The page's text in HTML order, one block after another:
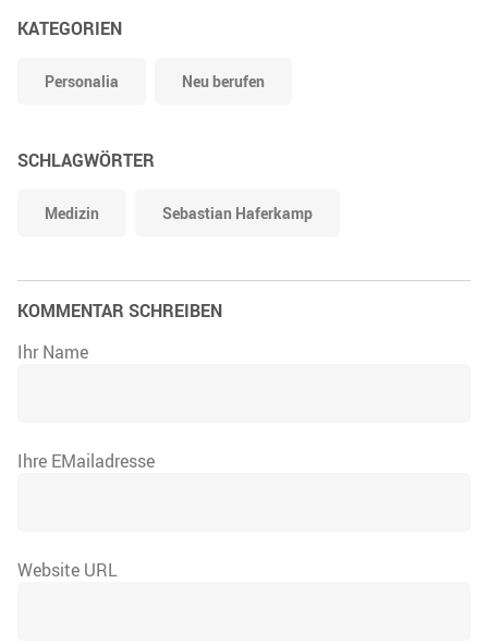
KATEGORIEN
Personalia Neu berufen
SCHLAGWÖRTER
Medizin Sebastian Haferkamp
KOMMENTAR SCHREIBEN
Ihr Name
Ihre EMailadresse
Website URL